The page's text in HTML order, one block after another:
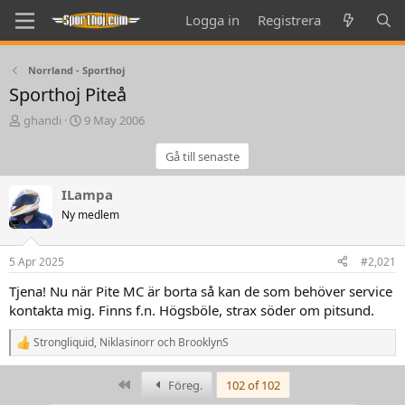
Logga in Registrera
Norrland - Sporthoj
Sporthoj Piteå
T
d
s
t
a
r
e
r
ghandi
S
d
a
e
9 May 2006
Gå till senaste
ILampa
Ny medlem
5 Apr 2025 #2,021
Tjena! Nu när Pite MC är borta så kan de som behöver service
kontakta mig. Finns f.n. Högsböle, strax söder om pitsund.
R
e
Strongliquid, Niklasinorroch BrooklynS
Föreg.
102 of 102